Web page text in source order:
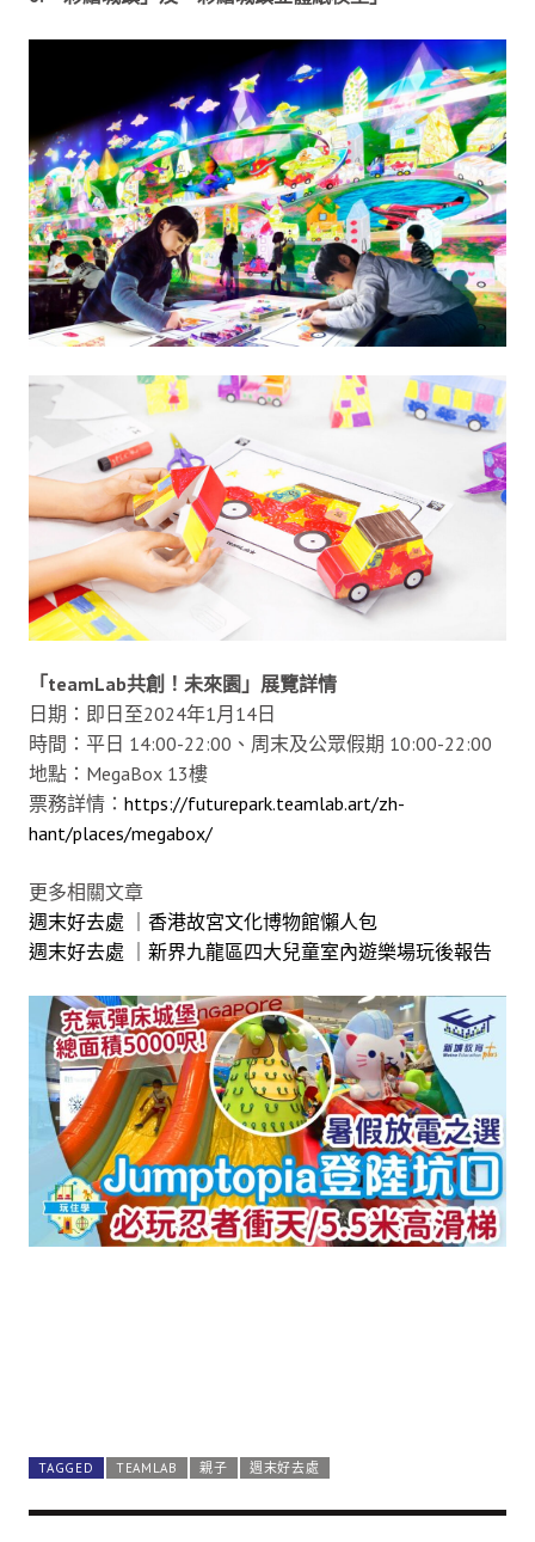
「teamLab共創！未來園」展覽詳情
日期：即日至2024年1月14日
時間：平日 14:00-22:00、周末及公眾假期 10:00-22:00
地點：MegaBox 13樓
票務詳情： https://futurepark.teamlab.art/zh-
hant/places/megabox/
更多相關文章
週末好去處 ｜香港故宮文化博物館懶人包
週末好去處 ｜新界九龍區四大兒童室內遊樂場玩後報告
TAGGED TEAMLAB 親子 週末好去處